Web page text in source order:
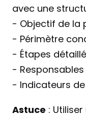
avec une
- Objectif de la
- Périmètre
- Étapes
-
- Indicateurs
Astuce :